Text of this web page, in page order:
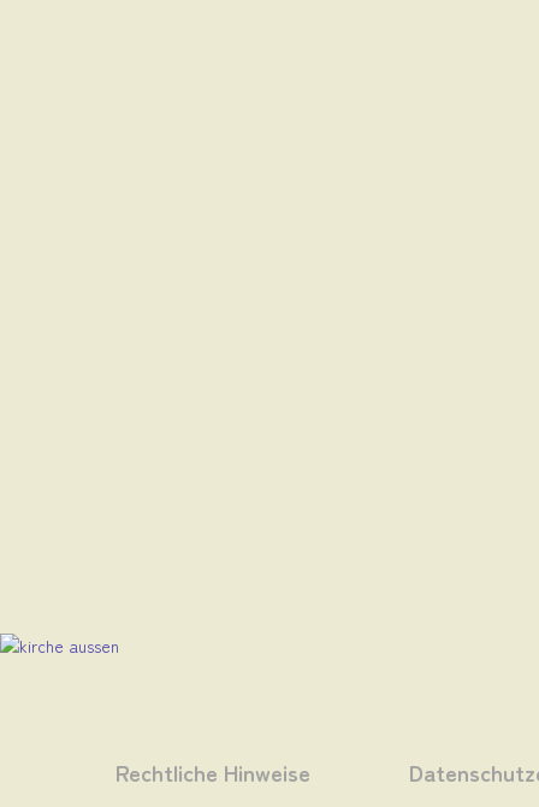
Rechtliche Hinweise Datenschutz